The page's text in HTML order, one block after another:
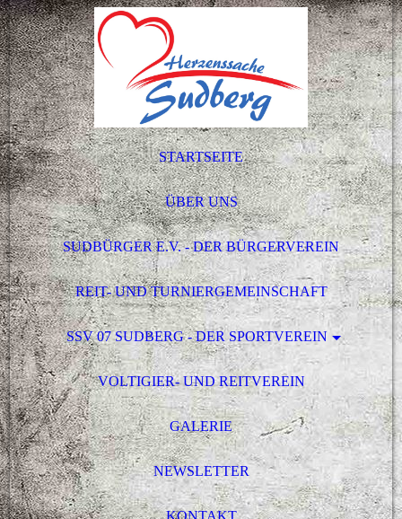
STARTSEITE
ÜBER UNS
SUDBÜRGER E.V. - DER BÜRGERVEREIN
REIT- UND TURNIERGEMEINSCHAFT
SSV 07 SUDBERG - DER SPORTVEREIN
VOLTIGIER- UND REITVEREIN
GALERIE
NEWSLETTER
KONTAKT